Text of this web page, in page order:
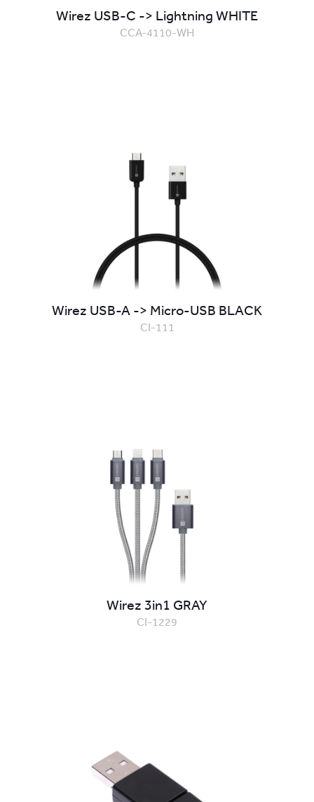
Wirez USB-C -> Lightning WHITE
CCA-4110-WH
Wirez USB-A -> Micro-USB BLACK
CI-111
Wirez 3in1 GRAY
CI-1229